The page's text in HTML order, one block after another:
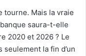
tourne. Mais la vraie
saura-t-elle
2020 et 2026 ? Le
seulement la fin d’un